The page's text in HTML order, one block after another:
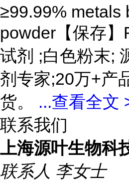
≥99.99% metals
powder【保存】
试剂 ;白色粉末;
剂专家;20万+产
货。 ...查看全文
联系我们
上海源叶生物科
联系人 李女士